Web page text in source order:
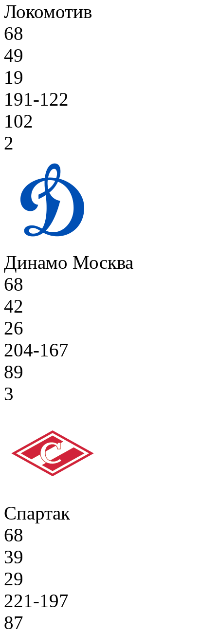
Локомотив
68
49
19
191-122
102
2
Динамо Москва
68
42
26
204-167
89
3
Спартак
68
39
29
221-197
87